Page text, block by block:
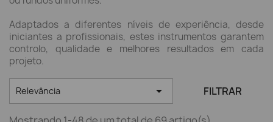
Adaptados a diferentes níveis de experiência, desde
iniciantes a profissionais, estes instrumentos garantem
controlo, qualidade e melhores resultados em cada
projeto.
Relevância  FILTRAR